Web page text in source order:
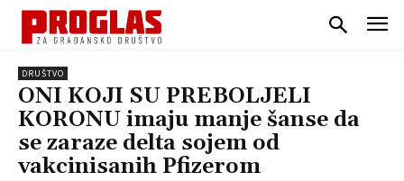
DRUŠTVO
ONI KOJI SU PREBOLJELI
KORONU imaju manje šanse da
se zaraze delta sojem od
vakcinisanih Pfizerom